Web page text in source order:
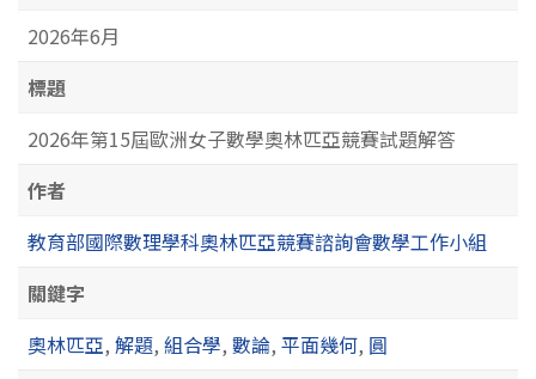
2026年6月
標題
2026年第15屆歐洲女子數學奧林匹亞競賽試題解答
作者
教育部國際數理學科奧林匹亞競賽諮詢會數學工作小組
關鍵字
奧林匹亞, 解題, 組合學, 數論, 平面幾何, 圓